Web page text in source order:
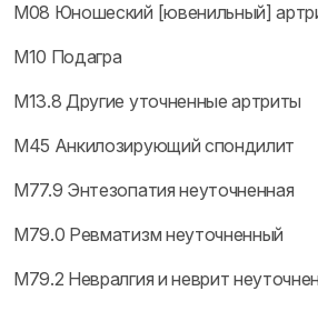
M08 Юношеский [ювенильный]
M10 Подагра
M13.8 Другие уточненные артриты
M45 Анкилозирующий спондилит
M77.9 Энтезопатия неуточненная
M79.0 Ревматизм неуточненный
M79.2 Невралгия и неврит